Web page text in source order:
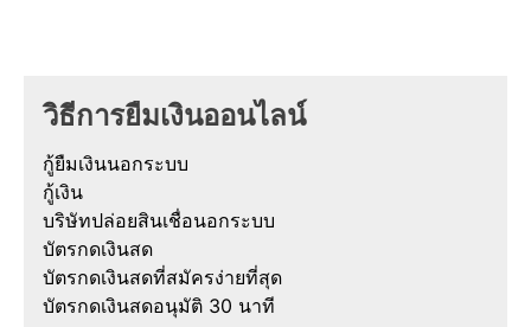
วิธีการยืมเงินออนไลน์
กู้ยืมเงินนอกระบบ
กู้เงิน
บริษัทปล่อยสินเชื่อนอกระบบ
บัตรกดเงินสด
บัตรกดเงินสดที่สมัครง่ายที่สุด
บัตรกดเงินสดอนุมัติ 30 นาที